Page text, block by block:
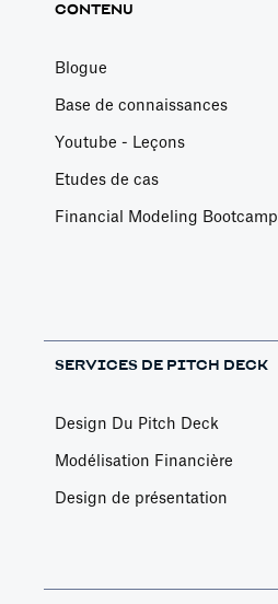
CONTENU
Blogue
Base de connaissances
Youtube - Leçons
Etudes de cas
Financial Modeling Bootcamp
SERVICES DE PITCH DECK
Design Du Pitch Deck
Modélisation Financière
Design de présentation